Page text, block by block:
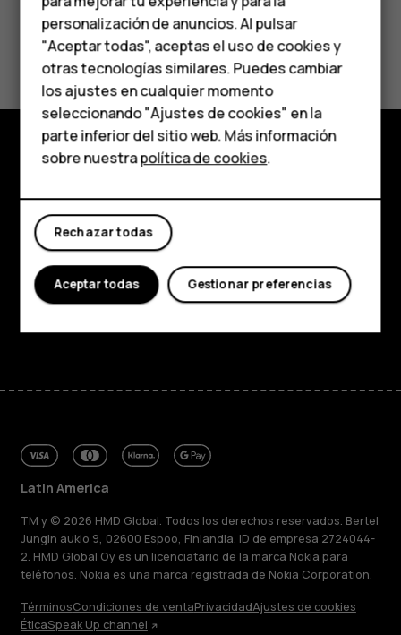
Teléfonos para
personas mayores
HMD Terra M
Comprar
Mi cuenta
¿Te ha parecido útil?
Sí No
Acerca de
Planet and people
Soporte
Latin America
TM y © 2026 HMD Global. Todos los derechos reservados. Bertel
Jungin aukio 9, 02600 Espoo, Finlandia. ID de empresa 2724044-
2. HMD Global Oy es un licenciatario de la marca Nokia para
teléfonos. Nokia es una marca registrada de Nokia Corporation.
TérminosCondiciones de ventaPrivacidadAjustes de cookies
ÉticaSpeak Up channel
personalización de anuncios. Al pulsar
"Aceptar todas", aceptas el uso de cookies y
otras tecnologías similares. Puedes cambiar
los ajustes en cualquier momento
seleccionando "Ajustes de cookies" en la
parte inferior del sitio web. Más información
sobre nuestrapolítica de cookies.
Rechazar todas
Gestionar preferencias
Aceptar todas